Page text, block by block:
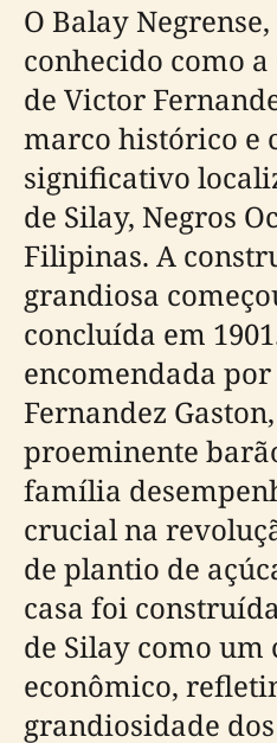
O Balay
conhecido como
de Victor
marco histórico e
significativo
de Silay, Negros
Filipinas. A
grandiosa
concluída em
encomendada
Fernandez
proeminente
família
crucial na
de plantio de
casa foi
de Silay como
econômico,
grandiosidade